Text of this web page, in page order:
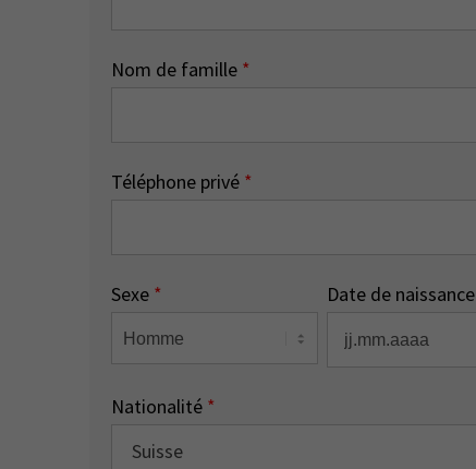
Nom de famille *
Téléphone privé *
Sexe * Date de naissance
Nationalité *
Suisse